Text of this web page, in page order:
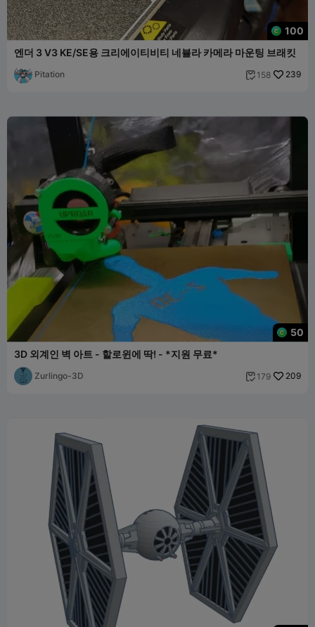
100
엔더 3 V3 KE/SE용 크리에이티비티 네뷸라 카메라 마운팅 브래킷
Pitation  158 239
50
3D 외계인 벽 아트 - 할로윈에 딱! - *지원 무료*
Zurlingo-3D  179 209